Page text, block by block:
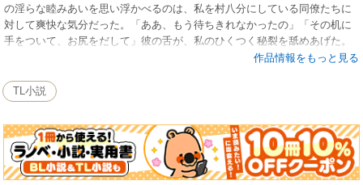
の淫らな睦みあいを思い浮かべるのは、私を村八分にしている同僚たちに
対して爽快な気分だった。「ああ、もう待ちきれなかったの」「その机に
手をついて、お尻をだして」彼の舌が、私のひくつく秘裂を舐めあげた。
作品情報をもっと見る
TL小説